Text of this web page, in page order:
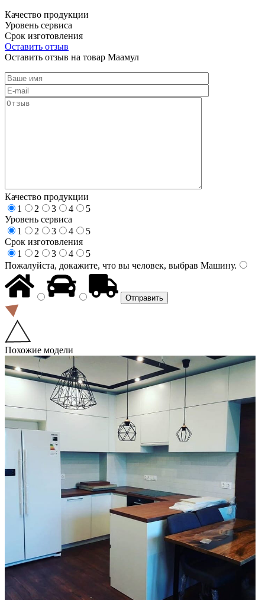
Качество продукции
Уровень сервиса
Срок изготовления
Оставить отзыв
Оставить отзыв на товар Маамул
Качество продукции
1
2 3 4
5
Уровень сервиса
1
2 3 4
5
Срок изготовления
1
2 3 4
5
Пожалуйста, докажите, что вы человек, выбрав Машину.
Похожие модели